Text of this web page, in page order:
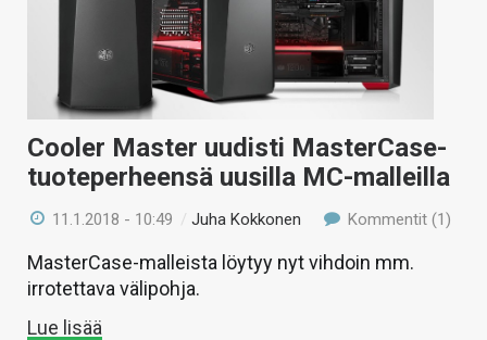
Cooler Master uudisti MasterCase-
tuoteperheensä uusilla MC-malleilla
11.1.2018 - 10:49 /Juha Kokkonen Kommentit (1)
MasterCase-malleista löytyy nyt vihdoin mm.
irrotettava välipohja.
Lue lisää